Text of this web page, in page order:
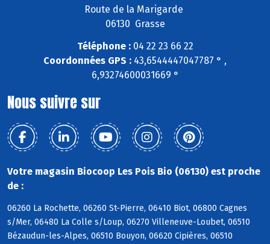
Route de la Marigarde
06130 Grasse
Téléphone :04 22 23 66 22
Coordonnées GPS : 43,6544447047787 ° ,
6,93274600031669 °
Nous suivre sur
Votre magasin Biocoop Les Pois Bio (06130) est proche
de :
06260 La Rochette, 06260 St-Pierre, 06410 Biot, 06800 Cagnes
s/Mer, 06480 La Colle s/Loup, 06270 Villeneuve-Loubet, 06510
Bézaudun-les-Alpes, 06510 Bouyon, 06620 Cipières, 06510